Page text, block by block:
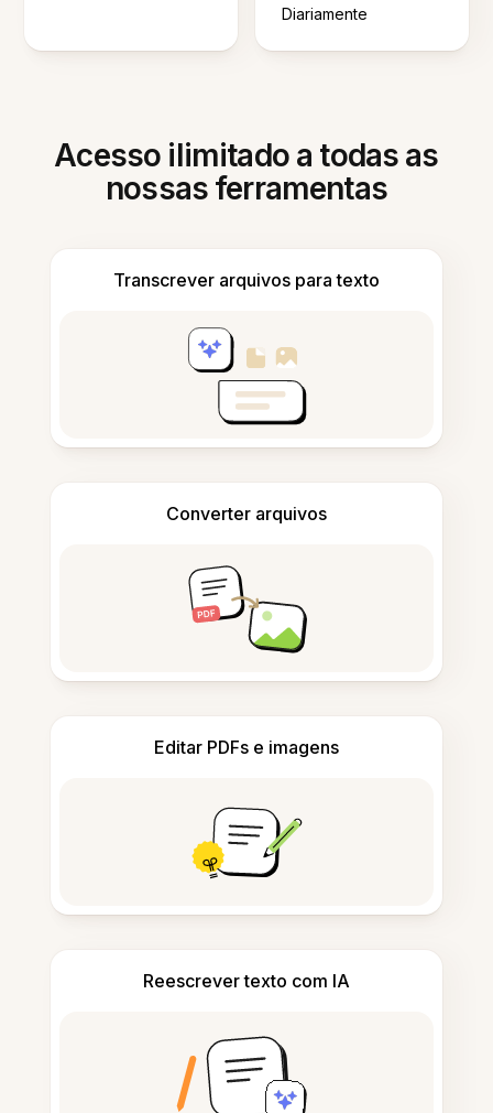
Diariamente
Acesso ilimitado a todas as
nossas ferramentas
Transcrever arquivos para texto
Converter arquivos
Editar PDFs e imagens
Reescrever texto com IA